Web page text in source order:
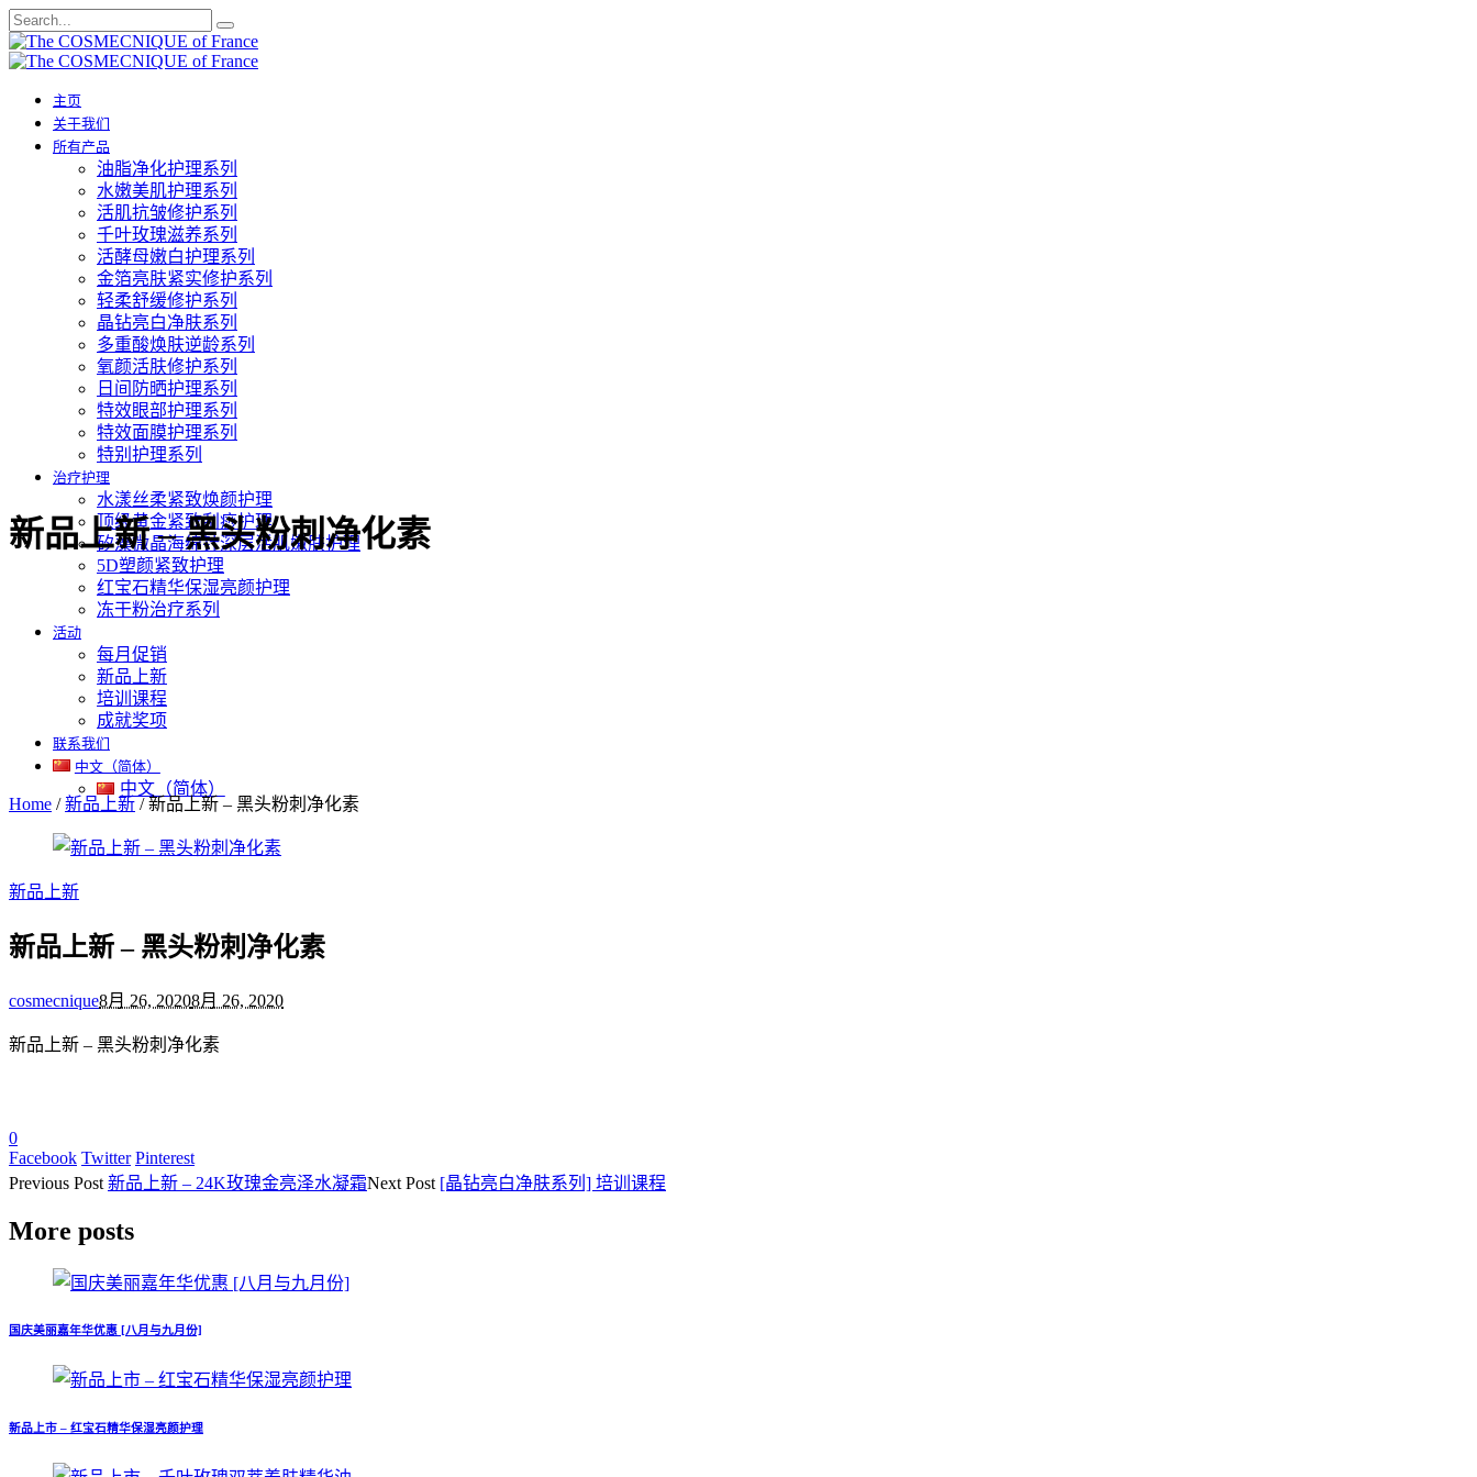
主页
关于我们
所有产品
油脂净化护理系列
水嫩美肌护理系列
活肌抗皱修护系列
千叶玫瑰滋养系列
活酵母嫩白护理系列
金箔亮肤紧实修护系列
轻柔舒缓修护系列
晶钻亮白净肤系列
多重酸焕肤逆龄系列
氧颜活肤修护系列
日间防晒护理系列
特效眼部护理系列
特效面膜护理系列
特别护理系列
治疗护理
水漾丝柔紧致焕颜护理
顶级黄金紧致刮痧护理
矽藻微晶海绵针深层活肌嫩肤护理
5D塑颜紧致护理
红宝石精华保湿亮颜护理
冻干粉治疗系列
活动
每月促销
新品上新
培训课程
成就奖项
联系我们
中文（简体）
中文（简体）
新品上新 – 黑头粉刺净化素
Home /新品上新 /新品上新 – 黑头粉刺净化素
新品上新
新品上新 – 黑头粉刺净化素
cosmecnique8月 26, 20208月 26, 2020
新品上新 – 黑头粉刺净化素
0
Facebook Twitter Pinterest
Previous Post 新品上新 – 24K玫瑰金亮泽水凝霜Next Post [晶钻亮白净肤系列] 培训课程
More posts
国庆美丽嘉年华优惠 [八月与九月份]
新品上市 – 红宝石精华保湿亮颜护理